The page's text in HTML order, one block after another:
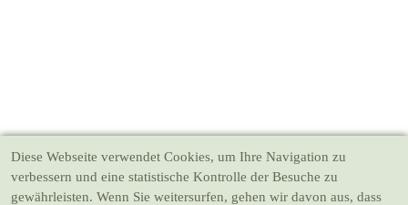
Diese Webseite verwendet Cookies, um Ihre Navigation zu
verbessern und eine statistische Kontrolle der Besuche zu
gewährleisten. Wenn Sie weitersurfen, gehen wir davon aus, dass